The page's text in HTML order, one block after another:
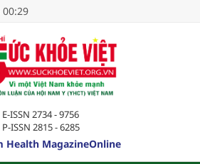
E-ISSN 2734 - 9756
P-ISSN 2815 - 6285
Health MagazineOnline